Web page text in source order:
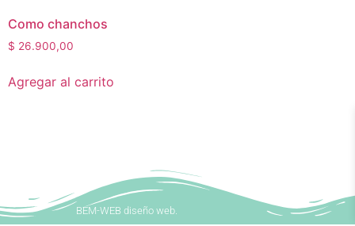
Como chanchos
$ 26.900,00
Agregar al carrito
BEM-WEB diseño web.